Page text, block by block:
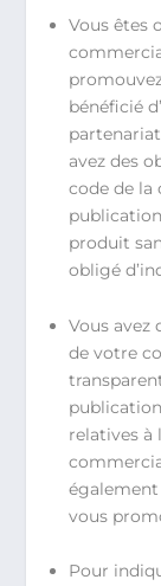
Vous êtes
bénéficié
avez des
code de la
produit
obligé
Vous avez
de votre
relatives à
vous
Pour